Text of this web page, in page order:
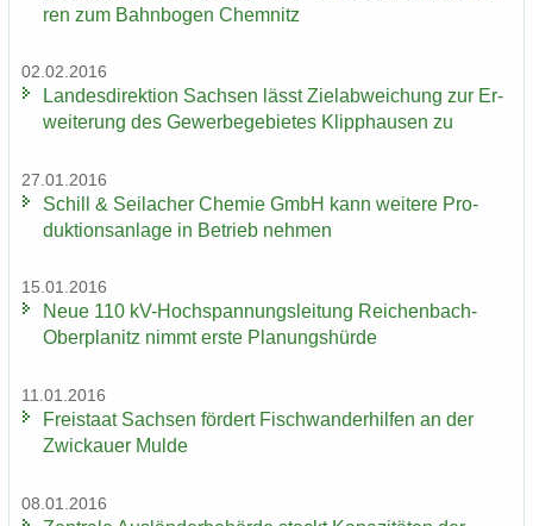
ren zum Bahn­bo­gen Chem­nitz
02.02.2016
Lan­des­di­rek­ti­on Sach­sen lässt Ziel­ab­wei­chung zur Er­
wei­te­rung des Ge­wer­be­ge­bie­tes Klipp­hau­sen zu
27.01.2016
Schill & Seil­a­cher Che­mie GmbH kann wei­te­re Pro­
duk­ti­ons­an­la­ge in Be­trieb neh­men
15.01.2016
Neue 110 kV-​Hochspannungsleitung Reichenbach-​
Oberplanitz nimmt erste Pla­nungs­hür­de
11.01.2016
Frei­staat Sach­sen för­dert Fisch­wan­der­hil­fen an der
Zwi­ckau­er Mulde
08.01.2016